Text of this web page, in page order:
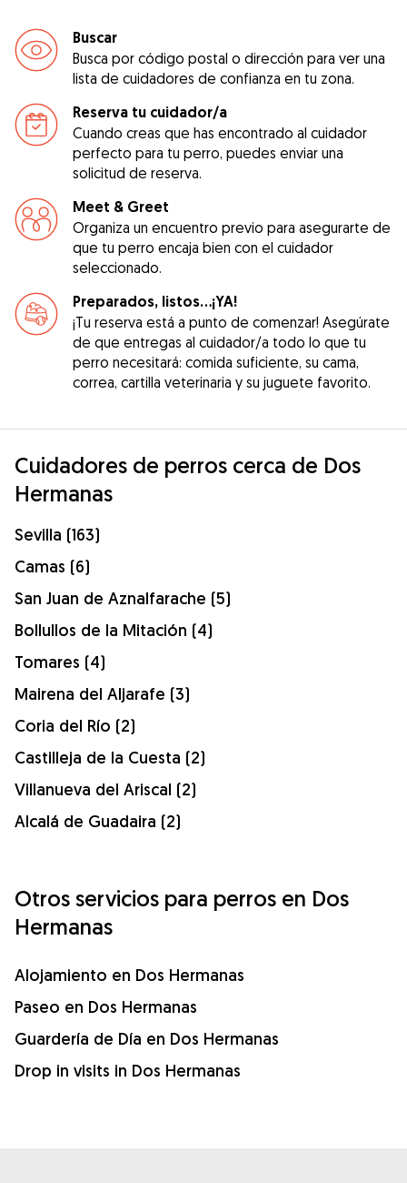
Buscar
Busca por código postal o dirección para ver una
lista de cuidadores de confianza en tu zona.
Reserva tu cuidador/a
Cuando creas que has encontrado al cuidador
perfecto para tu perro, puedes enviar una
solicitud de reserva.
Meet & Greet
Organiza un encuentro previo para asegurarte de
que tu perro encaja bien con el cuidador
seleccionado.
Preparados, listos...¡YA!
¡Tu reserva está a punto de comenzar! Asegúrate
de que entregas al cuidador/a todo lo que tu
perro necesitará: comida suficiente, su cama,
correa, cartilla veterinaria y su juguete favorito.
Cuidadores de perros cerca de Dos
Hermanas
Sevilla (163)
Camas (6)
San Juan de Aznalfarache (5)
Bollullos de la Mitación (4)
Tomares (4)
Mairena del Aljarafe (3)
Coria del Río (2)
Castilleja de la Cuesta (2)
Villanueva del Ariscal (2)
Alcalá de Guadaira (2)
Otros servicios para perros en Dos
Hermanas
Alojamiento en Dos Hermanas
Paseo en Dos Hermanas
Guardería de Día en Dos Hermanas
Drop in visits in Dos Hermanas